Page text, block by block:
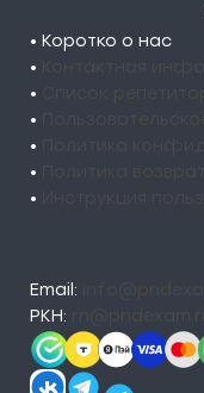
• Коротко о нас
•
•
•
•
•
•
Email:
РКН: